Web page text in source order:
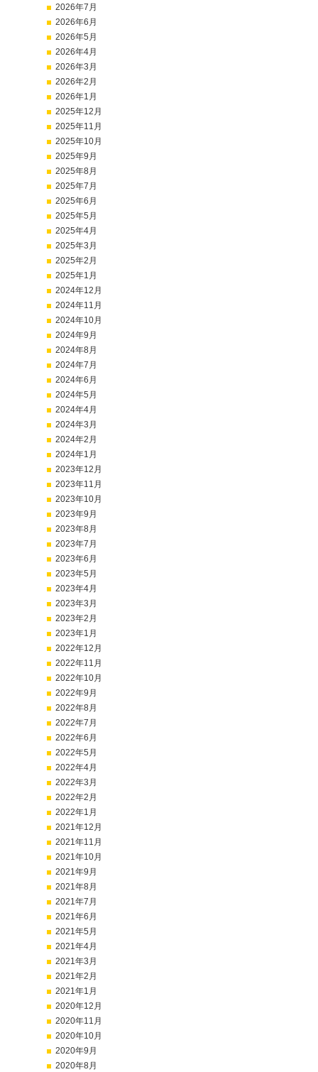
2026年7月
2026年6月
2026年5月
2026年4月
2026年3月
2026年2月
2026年1月
2025年12月
2025年11月
2025年10月
2025年9月
2025年8月
2025年7月
2025年6月
2025年5月
2025年4月
2025年3月
2025年2月
2025年1月
2024年12月
2024年11月
2024年10月
2024年9月
2024年8月
2024年7月
2024年6月
2024年5月
2024年4月
2024年3月
2024年2月
2024年1月
2023年12月
2023年11月
2023年10月
2023年9月
2023年8月
2023年7月
2023年6月
2023年5月
2023年4月
2023年3月
2023年2月
2023年1月
2022年12月
2022年11月
2022年10月
2022年9月
2022年8月
2022年7月
2022年6月
2022年5月
2022年4月
2022年3月
2022年2月
2022年1月
2021年12月
2021年11月
2021年10月
2021年9月
2021年8月
2021年7月
2021年6月
2021年5月
2021年4月
2021年3月
2021年2月
2021年1月
2020年12月
2020年11月
2020年10月
2020年9月
2020年8月